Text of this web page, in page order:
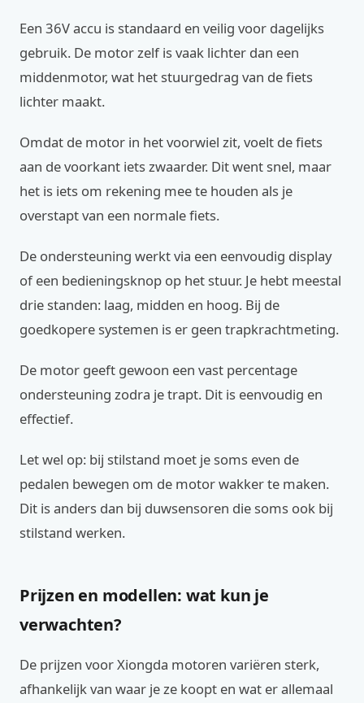
Een 36V accu is standaard en veilig voor dagelijks
gebruik. De motor zelf is vaak lichter dan een
middenmotor, wat het stuurgedrag van de fiets
lichter maakt.
Omdat de motor in het voorwiel zit, voelt de fiets
aan de voorkant iets zwaarder. Dit went snel, maar
het is iets om rekening mee te houden als je
overstapt van een normale fiets.
De ondersteuning werkt via een eenvoudig display
of een bedieningsknop op het stuur. Je hebt meestal
drie standen: laag, midden en hoog. Bij de
goedkopere systemen is er geen trapkrachtmeting.
De motor geeft gewoon een vast percentage
ondersteuning zodra je trapt. Dit is eenvoudig en
effectief.
Let wel op: bij stilstand moet je soms even de
pedalen bewegen om de motor wakker te maken.
Dit is anders dan bij duwsensoren die soms ook bij
stilstand werken.
Prijzen en modellen: wat kun je
verwachten?
De prijzen voor Xiongda motoren variëren sterk,
afhankelijk van waar je ze koopt en wat er allemaal